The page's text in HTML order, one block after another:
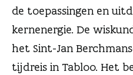
de toepassingen en
kernenergie. De
het Sint-Jan
tijdreis in Tabloo. Het